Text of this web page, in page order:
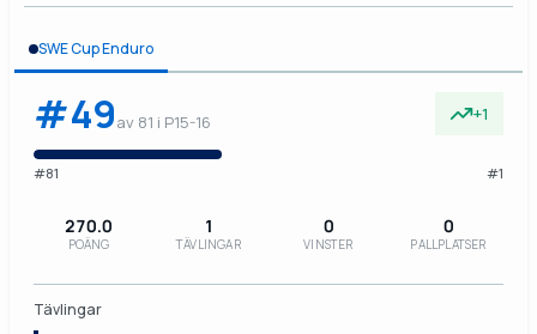
SWE Cup Enduro
#49av 81 i P15-16 +1
#81 #1
270.0
POÄNG
1
TÄVLINGAR
0
VINSTER
0
PALLPLATSER
Tävlingar